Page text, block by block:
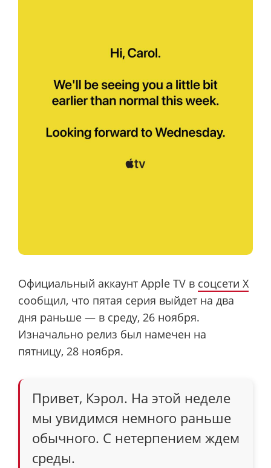
Официальный аккаунт Apple TV в соцсети X
сообщил, что пятая серия выйдет на два
дня раньше — в среду, 26 ноября.
Изначально релиз был намечен на
пятницу, 28 ноября.
Привет, Кэрол. На этой неделе
мы увидимся немного раньше
обычного. С нетерпением ждем
среды.